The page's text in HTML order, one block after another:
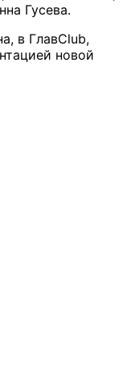
Гусева.
в ГлавClub,
новой